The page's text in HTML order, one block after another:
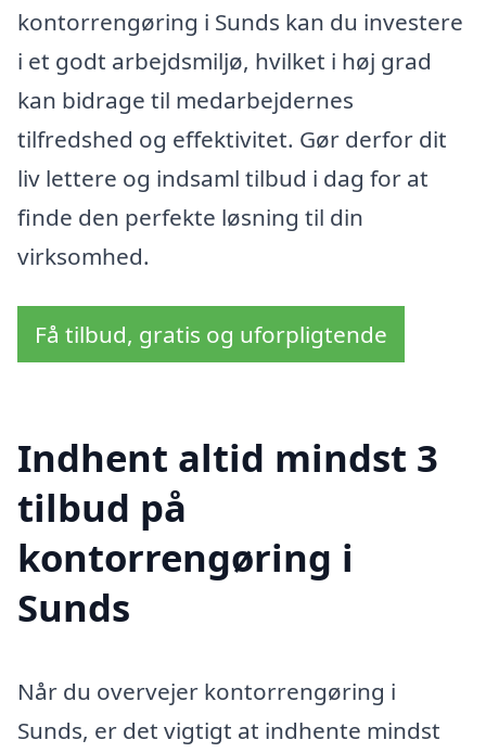
kontorrengøring i Sunds kan du investere
i et godt arbejdsmiljø, hvilket i høj grad
kan bidrage til medarbejdernes
tilfredshed og effektivitet. Gør derfor dit
liv lettere og indsaml tilbud i dag for at
finde den perfekte løsning til din
virksomhed.
Få tilbud, gratis og uforpligtende
Indhent altid mindst 3
tilbud på
kontorrengøring i
Sunds
Når du overvejer kontorrengøring i
Sunds, er det vigtigt at indhente mindst